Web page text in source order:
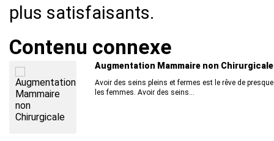
plus satisfaisants.
Contenu connexe
Augmentation Mammaire non Chirurgicale
Avoir des seins pleins et fermes est le rêve de
les femmes. Avoir des seins...